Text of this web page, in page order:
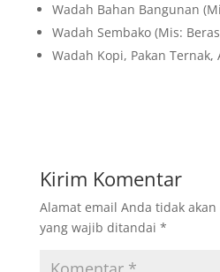
Wadah Bahan Bangunan
Wadah Sembako (Mis:
Wadah Kopi, Pakan Ternak,
Kirim Komentar
Alamat email Anda tidak
yang wajib ditandai *